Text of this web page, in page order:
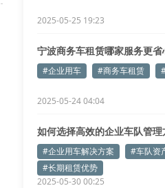
2025-05-25 19:23
宁波商务车租赁哪家服务更省
#企业用车 #商务车租赁
2025-05-24 04:04
如何选择高效的企业车队管理
#企业用车解决方案
#车队资
#长期租赁优势
2025-05-30 00:25